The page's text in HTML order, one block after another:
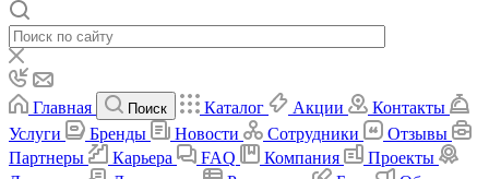
Главная Поиск Каталог Акции
Контакты
Услуги
Бренды Новости Сотрудники
Отзывы
Партнеры
Карьера FAQ Компания
Проекты